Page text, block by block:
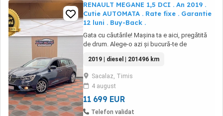
RENAULT MEGANE 1,5 DCI . An 2019 .
Cutie AUTOMATA . Rate fixe . Garantie
12 luni . Buy-Back .
Gata cu căutările! Mașina ta e aici, pregătită
de drum. Alege-o azi și bucură-te de
LIVRARE IN TOATA TARA- RENAULT MEGANE
1,5 Dci . CUTIE AUTOMATA . Motorizare 1500
cmc ( 1,5 Dci ) Diesel . 116 Cp . . Euro 6 . An
2019 KM 201 496 ...
2019 | diesel | 201496 km
Sacalaz, Timis
4 august
11 699 EUR
Telefon validat